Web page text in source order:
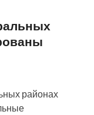
районах